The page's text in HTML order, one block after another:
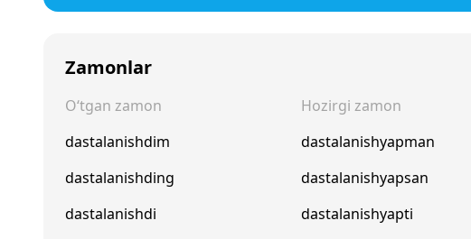
Zamonlar
O‘tgan zamon
dastalanishdim
dastalanishding
dastalanishdi
Hozirgi zamon
dastalanishyapman
dastalanishyapsan
dastalanishyapti